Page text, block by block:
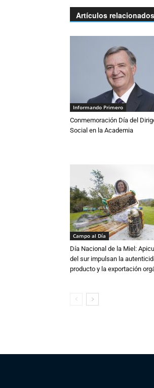
Artículos relacionados
Informando Primero
Conmemoración Día del
Social en la Academia
Campo al Día
Día Nacional de la Miel:
del sur impulsan la
producto y la exportación